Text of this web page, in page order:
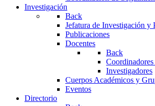
Investigación
Back
Jefatura de Investigación y
Publicaciones
Docentes
Back
Coordinadores
Investigadores
Cuerpos Académicos y
Eventos
Directorio